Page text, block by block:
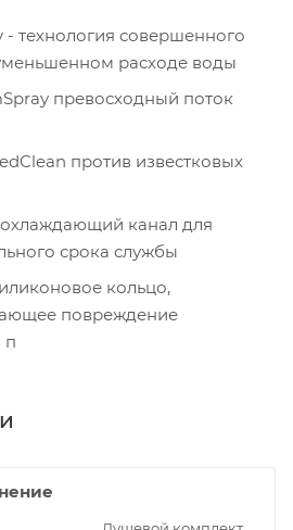
- технология совершенного
расходе воды
превосходный поток
против известковых
канал для
срока службы
кольцо,
повреждение
п